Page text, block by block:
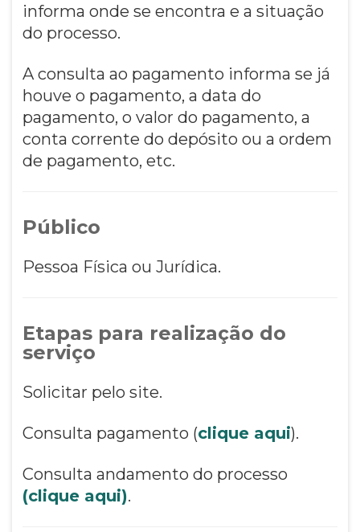
informa onde se encontra e a situação
do processo.
A consulta ao pagamento informa se já
houve o pagamento, a data do
pagamento, o valor do pagamento, a
conta corrente do depósito ou a ordem
de pagamento, etc.
Público
Pessoa Física ou Jurídica.
Etapas para realização do
serviço
Solicitar pelo site.
Consulta pagamento (clique aqui).
Consulta andamento do processo
(clique aqui).